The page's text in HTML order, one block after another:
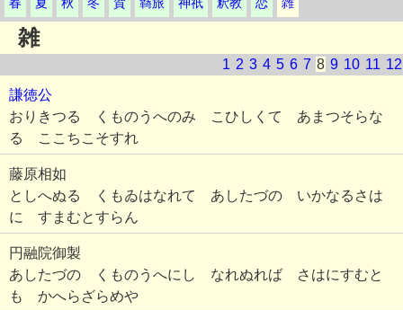
春 夏 秋 冬 賀 羇旅 神祇 釈教 恋 雑
雑
1 2 3 4 5 6 7 8 9 10 11 12
謙徳公
おりきつる くものうへのみ こひしくて あまつそらな
る ここちこそすれ
藤原相如
としへぬる くもゐはなれて あしたづの いかなるさは
に すまむとすらん
円融院御製
あしたづの くものうへにし なれぬれば さはにすむと
も かへらざらめや